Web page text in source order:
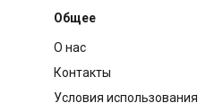
Общее
О нас
Контакты
Условия использования